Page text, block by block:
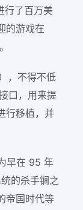
行了百万美
的游戏在
，不得不低
口，用来提
行移植，并
早在 95 年
的杀手锏之
帝国时代等